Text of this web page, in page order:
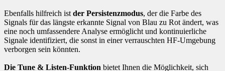
Ebenfalls hilfreich ist der Persistenzmodus, der die Farbe des
Signals für das längste erkannte Signal von Blau zu Rot ändert, was
eine noch umfassendere Analyse ermöglicht und kontinuierliche
Signale identifiziert, die sonst in einer verrauschten HF-Umgebung
verborgen sein könnten.
Die Tune & Listen-Funktion bietet Ihnen die Möglichkeit, sich